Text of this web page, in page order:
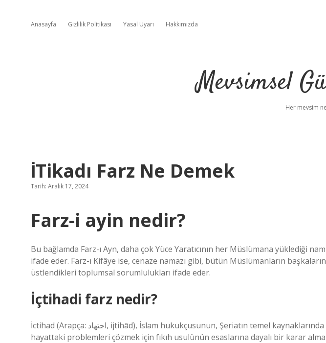
Anasayfa Gizlilik Politikası Yasal Uyarı Hakkımızda
Mevsimsel
Her mevsim
İTikadı Farz Ne Demek
Tarih: Aralık 17, 2024
Farz-i ayin nedir?
Bu bağlamda Farz-ı Ayn, daha çok Yüce Yaratıcının her Müslümana yüklediği
ifade eder. Farz-ı Kifâye ise, cenaze namazı gibi, bütün Müslümanların
üstlendikleri toplumsal sorumlulukları ifade eder.
İçtihadi farz nedir?
İctihad (Arapça: اجتهاد‎, ijtihād), İslam hukukçusunun, Şeriatın temel kaynaklarında yer almayan toplumsal
hayattaki problemleri çözmek için fıkıh usulünün esaslarına dayalı bir karar